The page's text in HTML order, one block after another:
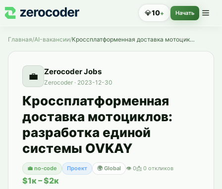
💎10+ Начать
Главная/AI-вакансии/ Кроссплатформенная доставка мотоциклов: разработка единой системы OVKAY
💼 Zerocoder Jobs
Zerocoder · 2023-12-30
Кроссплатформенная
доставка мотоциклов:
разработка единой
системы OVKAY
💼 no-code Проект 🌍 Global 👁 0📩 0 откликов
$1к – $2к